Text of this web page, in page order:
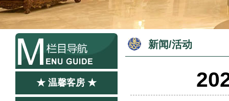
★ 温馨客房 ★
新闻/活动